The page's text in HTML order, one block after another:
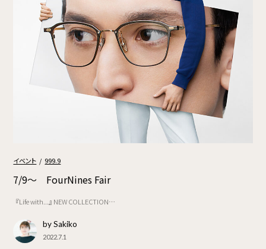
イベント 999.9
7/9～ FourNines Fair
『Life with...』 NEW COLLECTION…
by Sakiko
2022.7.1